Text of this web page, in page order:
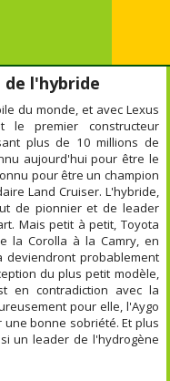
l'hybride
du monde, et avec Lexus
le premier constructeur
plus de 10 millions de
aujourd'hui pour être le
pour être un champion
Land Cruiser. L'hybride,
de pionnier et de leader
Mais petit à petit, Toyota
la Corolla à la Camry, en
deviendront probablement
du plus petit modèle,
en contradiction avec la
pour elle, l'Aygo
bonne sobriété. Et plus
un leader de l'hydrogène